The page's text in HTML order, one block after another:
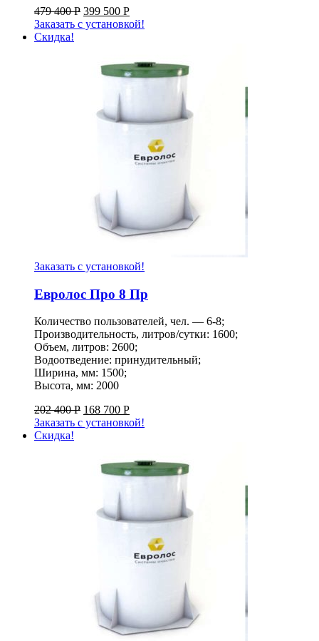
479 400Р 399 500 Р
Заказать с установкой!
Скидка!
Заказать с установкой!
Евролос Про 8 Пр
Количество пользователей, чел. — 6-8;
Производительность, литров/сутки: 1600;
Объем, литров: 2600;
Водоотведение: принудительный;
Ширина, мм: 1500;
Высота, мм: 2000
202 400Р 168 700 Р
Заказать с установкой!
Скидка!